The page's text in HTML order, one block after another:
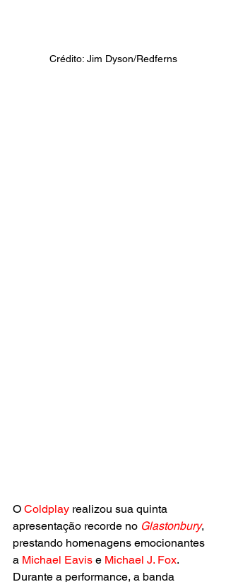
Crédito: Jim Dyson/Redferns
O Coldplay realizou sua quinta
apresentação recorde no Glastonbury,
prestando homenagens emocionantes
a Michael Eavis e Michael J. Fox.
Durante a performance, a banda